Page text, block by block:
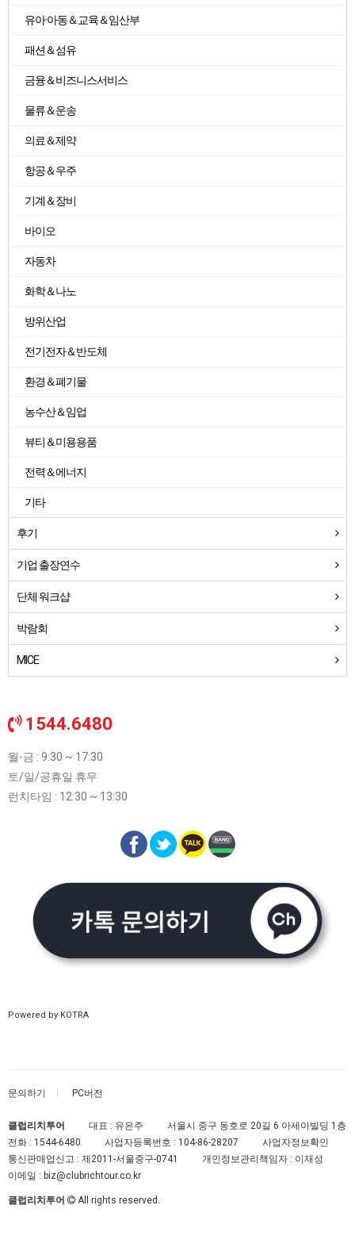
유아·아동＆교육＆임산부
패션＆섬유
금융＆비즈니스서비스
물류＆운송
의료＆제약
항공＆우주
기계＆장비
바이오
자동차
화학＆나노
방위산업
전기전자＆반도체
환경＆폐기물
농수산＆임업
뷰티＆미용용품
전력＆에너지
기타
후기
기업 출장연수
단체 워크샵
박람회
MICE
1544.6480
월-금 : 9:30 ~ 17:30
토/일/공휴일 휴무
런치타임 : 12:30 ~ 13:30
Powered by KOTRA
문의하기 PC버전
클럽리치투어 대표 : 유은주
서울시 중구 동호로 20길 6 아세아빌딩 1층
전화 : 1544-6480 사업자등록번호 : 104-86-28207
사업자정보확인
통신판매업신고 : 제2011-서울중구-0741
개인정보관리책임자 : 이재성
이메일 : biz@clubrichtour.co.kr
클럽리치투어 All rights reserved.